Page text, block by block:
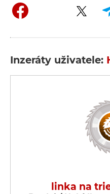
Inzeráty uživatele:
linka na